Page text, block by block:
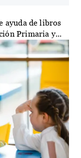
ayuda de libros
Primaria y...